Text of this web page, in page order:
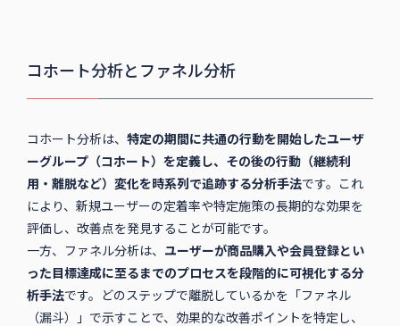
コホート分析とファネル分析
コホート分析は、 特定の期間に共通の行動を開始したユーザ
ーグループ（コホート）を定義し、その後の行動（継続利
用・離脱など）変化を時系列で追跡する分析手法です。これ
により、新規ユーザーの定着率や特定施策の長期的な効果を
評価し、改善点を発見することが可能です。
一方、ファネル分析は、 ユーザーが商品購入や会員登録とい
った目標達成に至るまでのプロセスを段階的に可視化する分
析手法です。どのステップで離脱しているかを「ファネル
（漏斗）」で示すことで、効果的な改善ポイントを特定し、